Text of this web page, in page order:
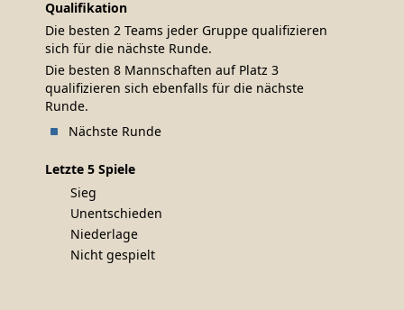
Qualifikation
Die besten 2 Teams jeder Gruppe qualifizieren
sich für die nächste Runde.
Die besten 8 Mannschaften auf Platz 3
qualifizieren sich ebenfalls für die nächste
Runde.
Nächste Runde
Letzte 5 Spiele
Sieg
Unentschieden
Niederlage
Nicht gespielt